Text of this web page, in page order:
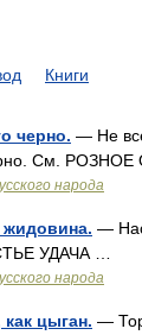
Книги
черно. — Не
См.
народа
жидовина. —
УДАЧА …
народа
как цыган. —